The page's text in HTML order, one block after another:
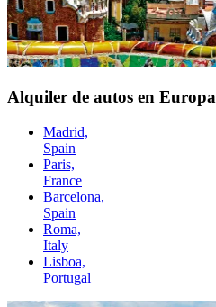
Alquiler de autos en Europa
Madrid,
Spain
Paris,
France
Barcelona,
Spain
Roma,
Italy
Lisboa,
Portugal